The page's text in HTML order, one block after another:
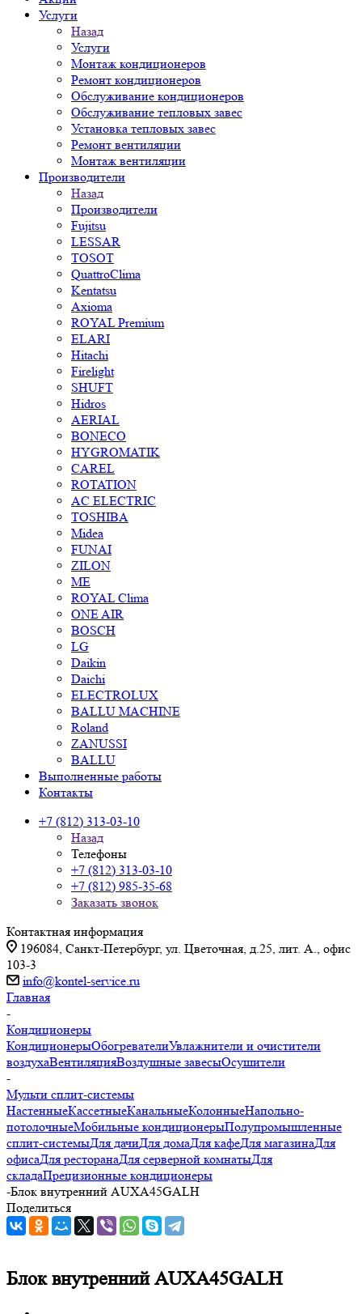
Услуги
Назад
Услуги
Монтаж кондиционеров
Ремонт кондиционеров
Обслуживание кондиционеров
Обслуживание тепловых завес
Установка тепловых завес
Ремонт вентиляции
Монтаж вентиляции
Производители
Назад
Производители
Fujitsu
LESSAR
TOSOT
QuattroClima
Kentatsu
Axioma
ROYAL Premium
ELARI
Hitachi
Firelight
SHUFT
Hidros
AERIAL
BONECO
HYGROMATIK
CAREL
ROTATION
AC ELECTRIC
TOSHIBA
Midea
FUNAI
ZILON
ME
ROYAL Clima
ONE AIR
BOSCH
LG
Daikin
Daichi
ELECTROLUX
BALLU MACHINE
Roland
ZANUSSI
BALLU
Выполненные работы
Контакты
+7 (812) 313-03-10
Назад
Телефоны
+7 (812) 313-03-10
+7 (812) 985-35-68
Заказать звонок
Контактная информация
196084, Санкт-Петербург, ул. Цветочная, д.25, лит. А., офис
103-3
info@kontel-service.ru
Главная
-
Кондиционеры
КондиционерыОбогревателиУвлажнители и очистители
воздухаВентиляцияВоздушные завесыОсушители
-
Мульти сплит-системы
НастенныеКассетныеКанальныеКолонныеНапольно-
потолочныеМобильные кондиционерыПолупромышленные
сплит-системыДля дачиДля домаДля кафеДля магазинаДля
офисаДля ресторанаДля серверной комнатыДля
складаПрецизионные кондиционеры
-Блок внутренний AUXA45GALH
Поделиться
Блок внутренний AUXA45GALH